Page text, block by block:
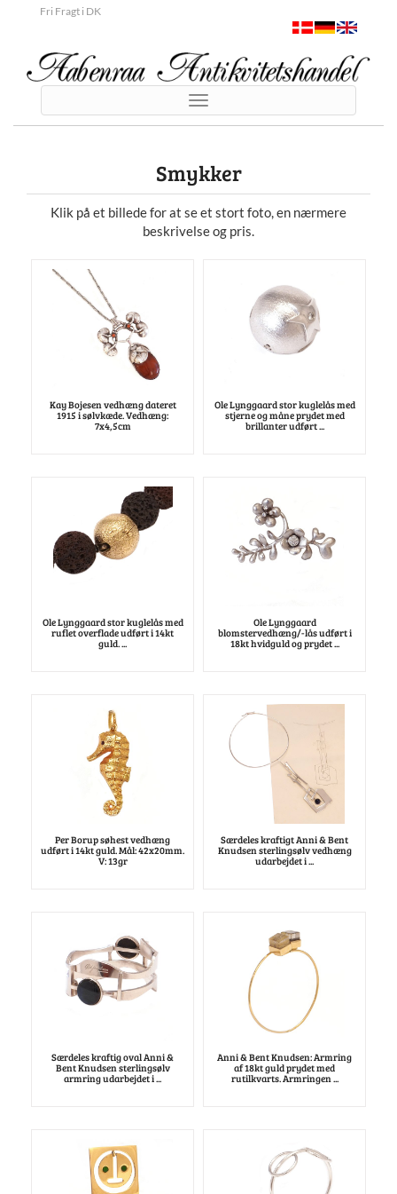
Fri Fragt i DK
Toggle
navigation
Smykker
Klik på et billede for at se et stort foto, en nærmere
beskrivelse og pris.
Kay Bojesen vedhæng dateret
1915 i sølvkæde. Vedhæng:
7x4,5cm
Ole Lynggaard stor kuglelås med
stjerne og måne prydet med
brillanter udført ...
Ole Lynggaard stor kuglelås med
ruflet overflade udført i 14kt
guld. ...
Ole Lynggaard
blomstervedhæng/-lås udført i
18kt hvidguld og prydet ...
Per Borup søhest vedhæng
udført i 14kt guld. Mål: 42x20mm.
V: 13gr
Særdeles kraftigt Anni & Bent
Knudsen sterlingsølv vedhæng
udarbejdet i ...
Særdeles kraftig oval Anni &
Bent Knudsen sterlingsølv
armring udarbejdet i ...
Anni & Bent Knudsen: Armring
af 18kt guld prydet med
rutilkvarts. Armringen ...